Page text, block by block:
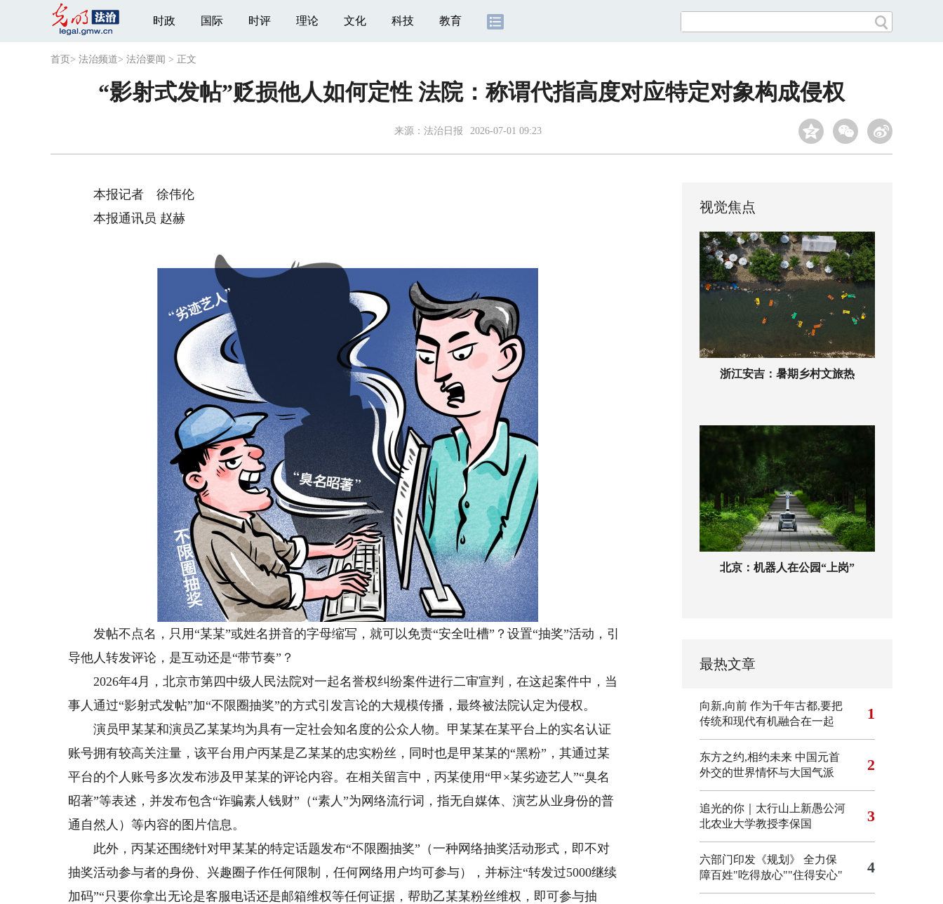
时政 国际 时评 理论 文化 科技 教育
首页 > 法治频道> 法治要闻 > 正文
“影射式发帖”贬损他人如何定性 法院：称谓代指高度对应特定对象构成侵权
来源： 法治日报 2026-07-01 09:23
本报记者 徐伟伦
本报通讯员 赵赫
发帖不点名，只用“某某”或姓名拼音的字母缩写，就可以免责“安全吐槽”？设置“抽奖”活动，引
导他人转发评论，是互动还是“带节奏”？
2026年4月，北京市第四中级人民法院对一起名誉权纠纷案件进行二审宣判，在这起案件中，当
事人通过“影射式发帖”加“不限圈抽奖”的方式引发言论的大规模传播，最终被法院认定为侵权。
演员甲某某和演员乙某某均为具有一定社会知名度的公众人物。甲某某在某平台上的实名认证
账号拥有较高关注量，该平台用户丙某是乙某某的忠实粉丝，同时也是甲某某的“黑粉”，其通过某
平台的个人账号多次发布涉及甲某某的评论内容。在相关留言中，丙某使用“甲×某劣迹艺人”“臭名
昭著”等表述，并发布包含“诈骗素人钱财”（“素人”为网络流行词，指无自媒体、演艺从业身份的普
通自然人）等内容的图片信息。
此外，丙某还围绕针对甲某某的特定话题发布“不限圈抽奖”（一种网络抽奖活动形式，即不对
抽奖活动参与者的身份、兴趣圈子作任何限制，任何网络用户均可参与），并标注“转发过5000继续
加码”“只要你拿出无论是客服电话还是邮箱维权等任何证据，帮助乙某某粉丝维权，即可参与抽
视觉焦点
浙江安吉：暑期乡村文旅热
北京：机器人在公园“上岗”
最热文章
向新,向前 作为千年古都,要把
传统和现代有机融合在一起
1
东方之约,相约未来 中国元首
外交的世界情怀与大国气派
2
追光的你｜太行山上新愚公河
北农业大学教授李保国
3
六部门印发《规划》 全力保
障百姓"吃得放心""住得安心"
4